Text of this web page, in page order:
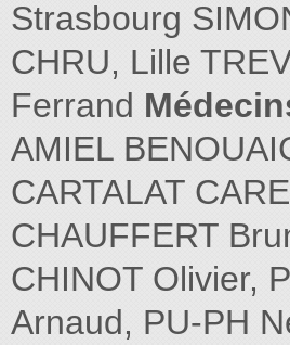
Strasbourg
CHRU, Lille
Ferrand
AMIEL
CARTALAT
CHAUFFERT
CHINOT Olivier,
Arnaud, PU-PH